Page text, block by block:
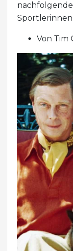
Sportlerinnen.
Von Tim